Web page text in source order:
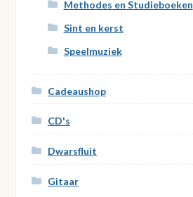
Methodes en Studieboeken
Sint en kerst
Speelmuziek
Cadeaushop
CD's
Dwarsfluit
Gitaar